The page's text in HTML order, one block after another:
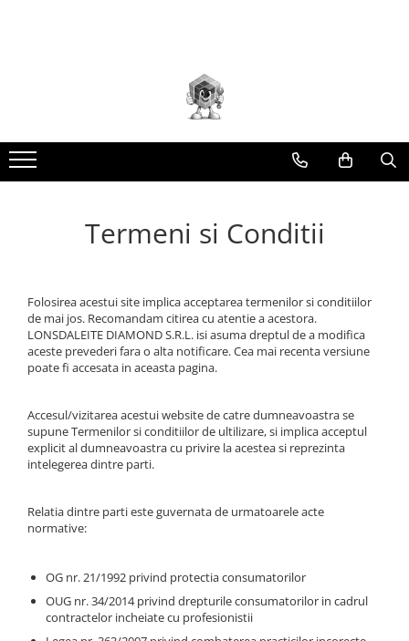
taiere/slefuire/polizare/curatare
Amestecatoare
Aparat gaurit si insurubat
Aparat de mana
Aparat masina cusut
Aparat spalat cu presiune
Aparate de ascutit
Aparate de masurat
Aparate de rindeluit
Aparate de slefuit
Aparate de vopsit
Aspiratoare
Baterii incarcatoare
Betoniera
Termeni si Conditii
Folosirea acestui site implica acceptarea termenilor si conditiilor
de mai jos. Recomandam citirea cu atentie a acestora.
LONSDALEITE DIAMOND S.R.L. isi asuma dreptul de a modifica
aceste prevederi fara o alta notificare. Cea mai recenta versiune
poate fi accesata in aceasta pagina.
Accesul/vizitarea acestui website de catre dumneavoastra se
supune Termenilor si conditiilor de ultilizare, si implica acceptul
explicit al dumneavoastra cu privire la acestea si reprezinta
intelegerea dintre parti.
Relatia dintre parti este guvernata de urmatoarele acte
normative:
OG nr. 21/1992 privind protectia consumatorilor
OUG nr. 34/2014 privind drepturile consumatorilor in cadrul
contractelor incheiate cu profesionistii